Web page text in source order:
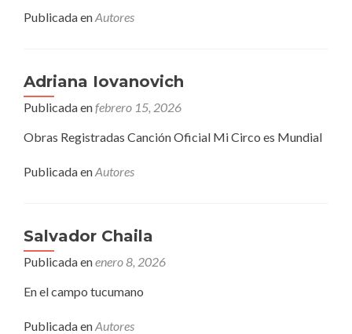
Publicada enAutores
Adriana Iovanovich
Publicada enfebrero 15, 2026
Obras Registradas Canción Oficial Mi Circo es Mundial
Publicada enAutores
Salvador Chaila
Publicada enenero 8, 2026
En el campo tucumano
Publicada enAutores